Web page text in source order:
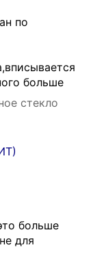
по
больше
стекло
больше
для